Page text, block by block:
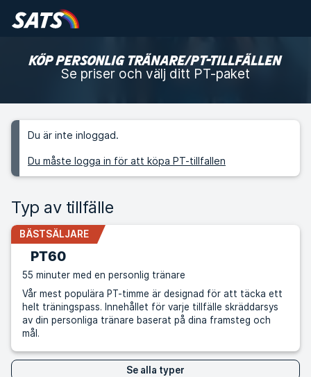
KÖP PERSONLIG TRÄNARE/PT-TILLFÄLLEN
Se priser och välj ditt PT-paket
Du är inte inloggad.
Du måste logga in för att köpa PT-tillfallen
Typ av tillfälle
PT60
BÄSTSÄLJARE
55 minuter med en personlig tränare
Vår mest populära PT-timme är designad för att täcka ett
helt träningspass. Innehållet för varje tillfälle skräddarsys
av din personliga tränare baserat på dina framsteg och
mål.
Se alla typer